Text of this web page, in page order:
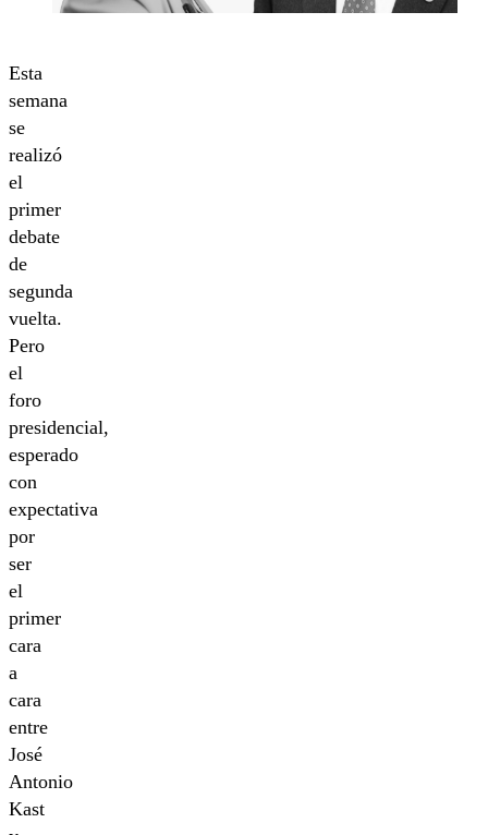
Esta
semana
se
realizó
el
primer
debate
de
segunda
vuelta.
Pero
el
foro
presidencial,
esperado
con
expectativa
por
ser
el
primer
cara
a
cara
entre
José
Antonio
Kast